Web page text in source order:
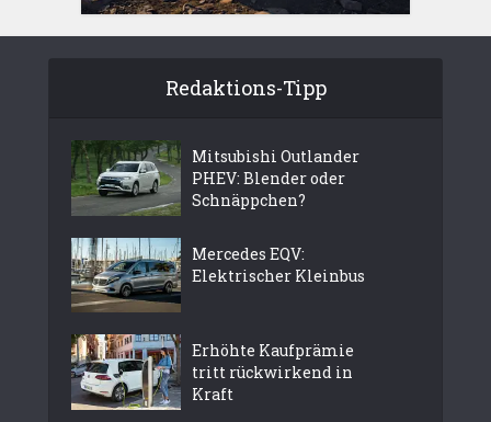
Redaktions-Tipp
Mitsubishi Outlander
PHEV: Blender oder
Schnäppchen?
Mercedes EQV:
Elektrischer Kleinbus
Erhöhte Kaufprämie
tritt rückwirkend in
Kraft